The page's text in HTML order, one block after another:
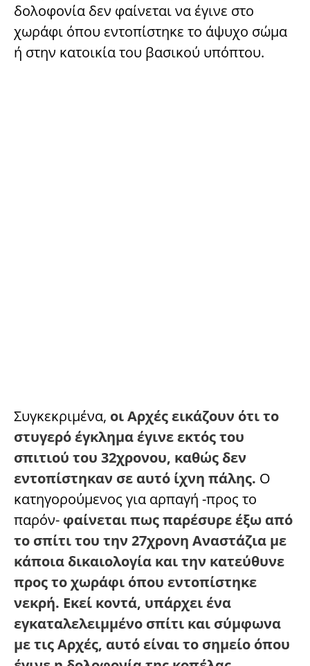
δολοφονία δεν φαίνεται να έγινε στο
χωράφι όπου εντοπίστηκε το άψυχο σώμα
ή στην κατοικία του βασικού υπόπτου.
Συγκεκριμένα, οι Αρχές εικάζουν ότι το
στυγερό έγκλημα έγινε εκτός του
σπιτιού του 32χρονου, καθώς δεν
εντοπίστηκαν σε αυτό ίχνη πάλης. Ο
κατηγορούμενος για αρπαγή -προς το
παρόν- φαίνεται πως παρέσυρε έξω από
το σπίτι του την 27χρονη Αναστάζια με
κάποια δικαιολογία και την κατεύθυνε
προς το χωράφι όπου εντοπίστηκε
νεκρή. Εκεί κοντά, υπάρχει ένα
εγκαταλελειμμένο σπίτι και σύμφωνα
με τις Αρχές, αυτό είναι το σημείο όπου